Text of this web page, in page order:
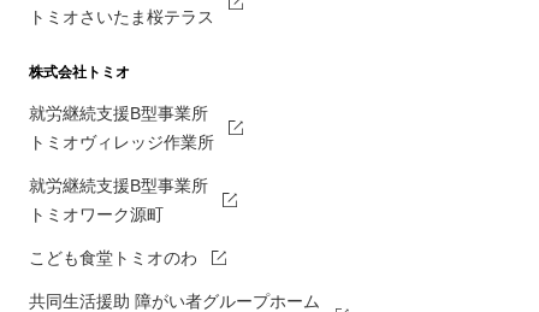
トミオさいたま桜テラス
株式会社トミオ
就労継続支援B型事業所
トミオヴィレッジ作業所
就労継続支援B型事業所
トミオワーク源町
こども食堂トミオのわ
共同生活援助 障がい者グループホーム